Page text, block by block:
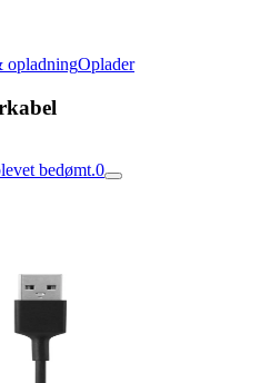
opladningOplader
bedømt.0